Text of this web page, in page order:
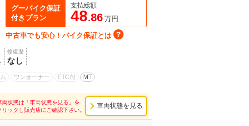
修復歴
なし
ワンオーナー ETC付 MT
グーバイク保証
付きプラン
支払総額
48.86万円
中古車でも安心！バイク保証とは
両状態は「車両状態を見る」を
リックし販売店にご確認下さい。
車両状態を見る